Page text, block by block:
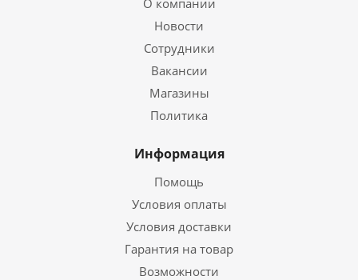
О компании
Новости
Сотрудники
Вакансии
Магазины
Политика
Информация
Помощь
Условия оплаты
Условия доставки
Гарантия на товар
Возможности